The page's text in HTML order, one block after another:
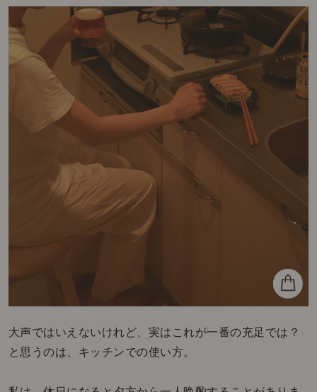
大声ではいえないけれど、実はこれが一番の充足では？
と思うのは、キッチンでの使い方。